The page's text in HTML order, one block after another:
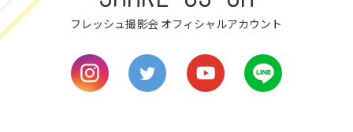
9
フレッシュ撮影会 オフィシャルアカウント